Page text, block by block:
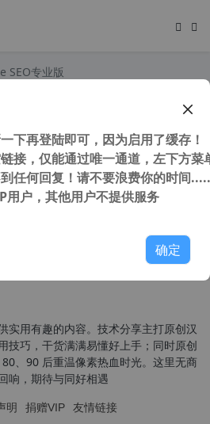
SEO专业版
】
实用有趣的内容。技术分享主打原创汉
技巧，干货满满易懂好上手；同时原创
、90 后重温像素热血时光。这里无商
响，期待与同好相遇
明 捐赠VIP 友情链接
下再登陆即可，因为启用了缓存！
接，仅能通过唯一通道，左下方菜
任何回复！请不要浪费你的时间
用户，其他用户不提供服务
确定